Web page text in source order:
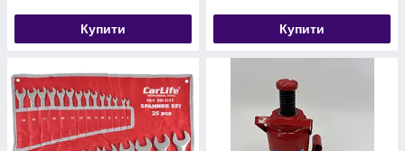
Купити Купити